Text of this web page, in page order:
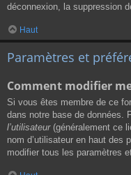
déconnexion, la suppression
Haut
Paramètres et
Comment modifier
Si vous êtes membre de ce
dans notre base de données.
l’utilisateur(généralement ce
nom d’utilisateur en haut des
modifier tous les paramètres